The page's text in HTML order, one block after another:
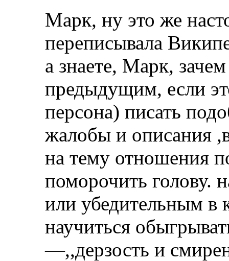
Марк, ну это же
переписывала
а знаете, Марк,
предыдущим, если
персона) писать
жалобы и описания
на тему отношения
поморочить голову.
или убедительным в
научиться
—,,дерзость и